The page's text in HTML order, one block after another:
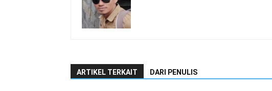
ARTIKEL TERKAIT DARI PENULIS